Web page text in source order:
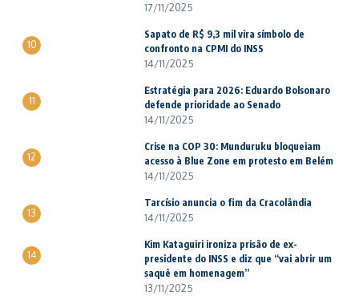
17/11/2025
10
Sapato de R$ 9,3 mil vira símbolo de
confronto na CPMI do INSS
14/11/2025
11
Estratégia para 2026: Eduardo Bolsonaro
defende prioridade ao Senado
14/11/2025
12
Crise na COP 30: Munduruku bloqueiam
acesso à Blue Zone em protesto em Belém
14/11/2025
13
Tarcísio anuncia o fim da Cracolândia
14/11/2025
14
Kim Kataguiri ironiza prisão de ex-
presidente do INSS e diz que “vai abrir um
saquê em homenagem”
13/11/2025